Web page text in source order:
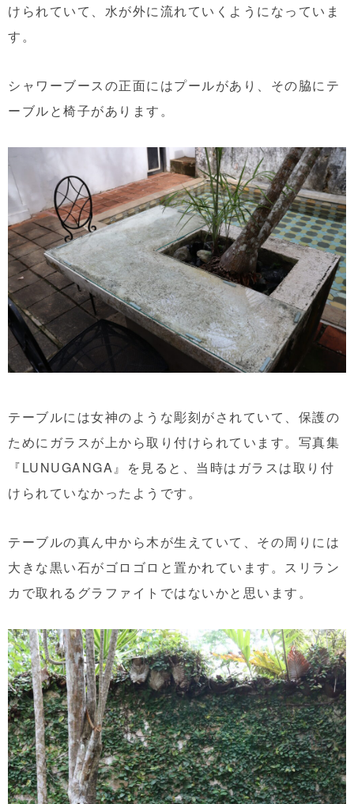
けられていて、水が外に流れていくようになっていま
す。
シャワーブースの正面にはプールがあり、その脇にテ
ーブルと椅子があります。
テーブルには女神のような彫刻がされていて、保護の
ためにガラスが上から取り付けられています。写真集
『LUNUGANGA』を見ると、当時はガラスは取り付
けられていなかったようです。
テーブルの真ん中から木が生えていて、その周りには
大きな黒い石がゴロゴロと置かれています。スリラン
カで取れるグラファイトではないかと思います。